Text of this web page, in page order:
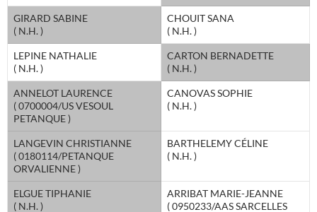
GIRARD SABINE
( N.H. )
CHOUIT SANA
( N.H. )
LEPINE NATHALIE
( N.H. )
CARTON BERNADETTE
( N.H. )
ANNELOT LAURENCE
( 0700004/US VESOUL
PETANQUE )
CANOVAS SOPHIE
( N.H. )
LANGEVIN CHRISTIANNE
( 0180114/PETANQUE
ORVALIENNE )
BARTHELEMY CÉLINE
( N.H. )
ELGUE TIPHANIE
( N.H. )
ARRIBAT MARIE-JEANNE
( 0950233/AAS SARCELLES